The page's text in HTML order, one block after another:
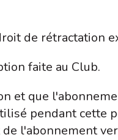
de rétractation
faite au Club.
et que
pendant cette
l'abonnement